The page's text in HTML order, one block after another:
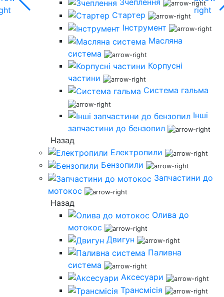
Зчеплення
Стартер
Інструмент
Масляна
система
Корпусні
частини
Система гальма
Інші
запчастини до бензопил
Назад
Електропили
Бензопили
Запчастини до
мотокос
Назад
Олива до
мотокос
Двигун
Паливна
система
Аксесуари
Трансмісія